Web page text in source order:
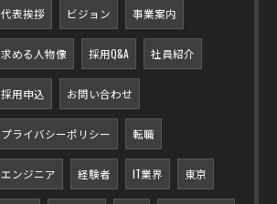
代表挨拶 ビジョン 事業案内
求める人物像 採用Q&A 社員紹介
採用申込 お問い合わせ
プライバシーポリシー 転職
エンジニア 経験者 IT業界 東京